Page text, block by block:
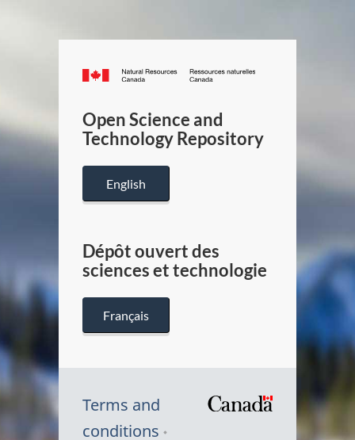
Canada.ca
/
Canada
Open Science and
Technology Repository
English
Dépôt ouvert des
sciences et technologie
Français
Terms and
conditions
Symbole